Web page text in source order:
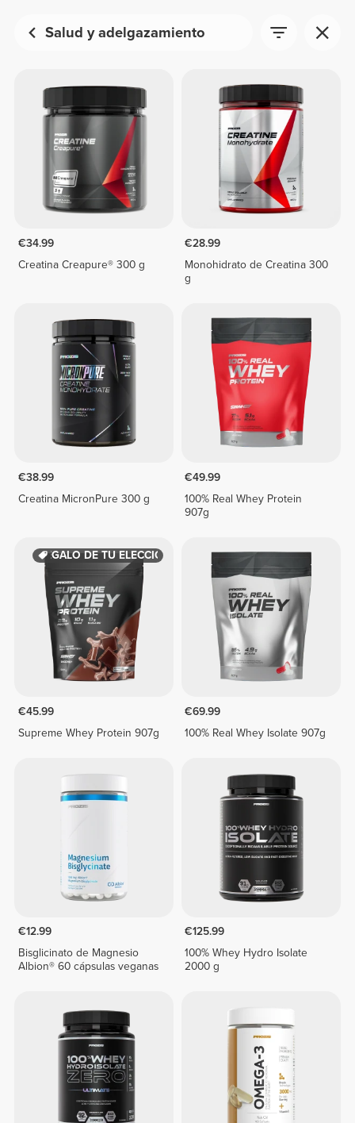
Salud y adelgazamiento
€34.99
Creatina Creapure® 300 g
€28.99
Monohidrato de Creatina 300
g
€38.99
Creatina MicronPure 300 g
€49.99
100% Real Whey Protein
907g
REGALO DE TU ELECCIÓN
€45.99
Supreme Whey Protein 907g
€69.99
100% Real Whey Isolate 907g
€12.99
Bisglicinato de Magnesio
Albion® 60 cápsulas veganas
€125.99
100% Whey Hydro Isolate
2000 g